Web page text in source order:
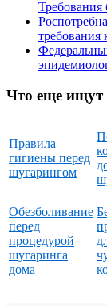
Требования
требования
Что еще ищут
Правила
гигиены перед
шугарингом
Обезболивание
перед
процедурой
шугаринга
дома